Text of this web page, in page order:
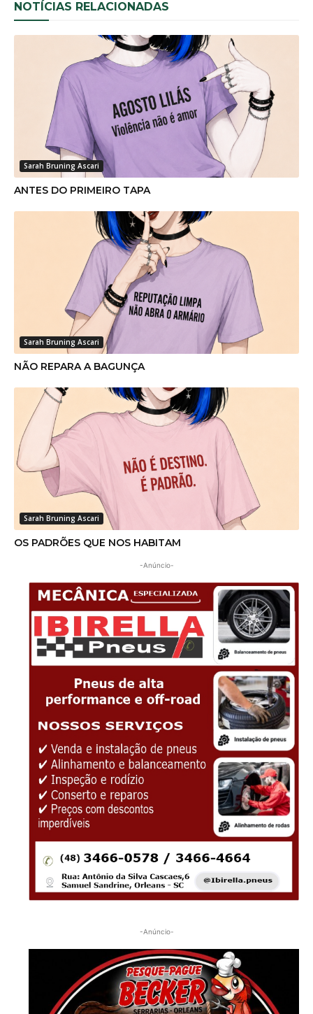
NOTÍCIAS RELACIONADAS
Sarah Bruning Ascari
ANTES DO PRIMEIRO TAPA
Sarah Bruning Ascari
NÃO REPARA A BAGUNÇA
Sarah Bruning Ascari
OS PADRÕES QUE NOS HABITAM
-Anúncio-